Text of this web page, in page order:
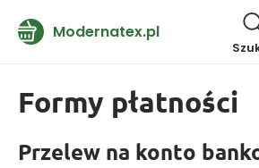
Modernatex.pl
Formy płatności
Przelew na konto